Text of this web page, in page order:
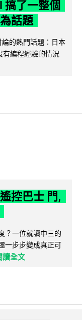
搞了一整個
話題
的熱門話題：日本
有編程經驗的情況
控巴士 門,
？一位就讀中三的
一步步變成真正可
讀全文